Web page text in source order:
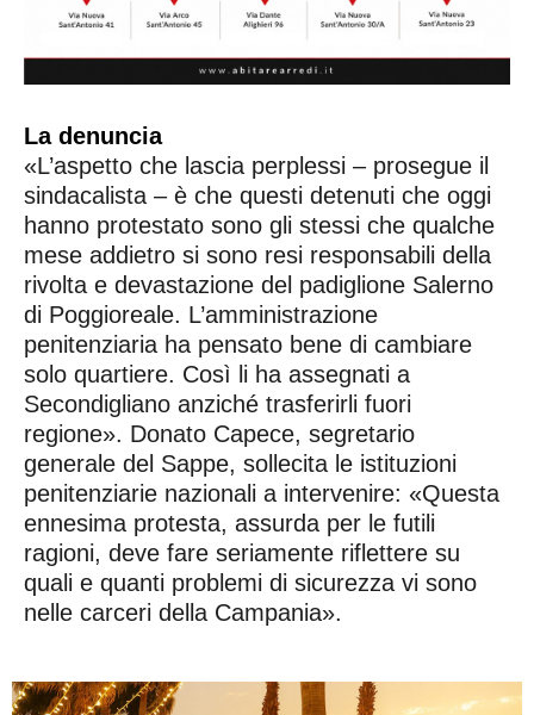
La denuncia
«L’aspetto che lascia perplessi – prosegue il
sindacalista – è che questi detenuti che oggi
hanno protestato sono gli stessi che qualche
mese addietro si sono resi responsabili della
rivolta e devastazione del padiglione Salerno
di Poggioreale. L’amministrazione
penitenziaria ha pensato bene di cambiare
solo quartiere. Così li ha assegnati a
Secondigliano anziché trasferirli fuori
regione». Donato Capece, segretario
generale del Sappe, sollecita le istituzioni
penitenziarie nazionali a intervenire: «Questa
ennesima protesta, assurda per le futili
ragioni, deve fare seriamente riflettere su
quali e quanti problemi di sicurezza vi sono
nelle carceri della Campania».